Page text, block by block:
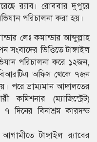
র‌্যাব। রোববার দুপুরে
পরিচালনা করা হয়।
লেঃ কমান্ডার আব্দুল্লাহ
ভিত্তিতে টাঙ্গাইল
পরিচালনা করে ১২জন,
অফিস থেকে ৭জন
পরে ভ্রাম্যমান আদালতের
কমিশনার (ম্যাজিস্ট্রেট)
বিনাশ্রম কারদন্ড
টাঙ্গাইল র‌্যাবের